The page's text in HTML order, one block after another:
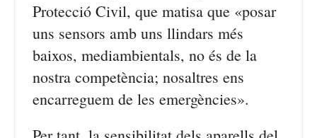
Protecció Civil, que matisa que «posar
uns sensors amb uns llindars més
baixos, mediambientals, no és de la
nostra competència; nosaltres ens
encarreguem de les emergències».